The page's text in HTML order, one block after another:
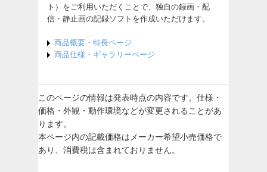
ト）をご利用いただくことで、独自の録画・配
信・静止画の記録ソフトを作成いただけます。
商品概要・特長ページ
商品仕様・ギャラリーページ
このページの情報は発表時点の内容です。仕様・
価格・外観・動作環境などが変更されることがあ
ります。
本ページ内の記載価格はメーカー希望小売価格で
あり、消費税は含まれておりません。